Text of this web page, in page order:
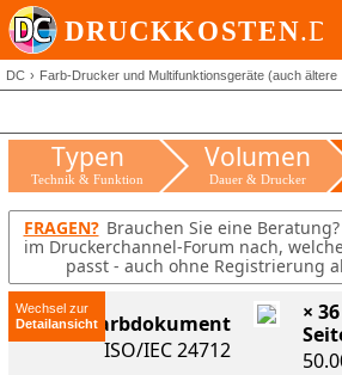
DC Farb-Drucker und Multifunktionsgeräte (auch ältere
Typen
Technik & Funktion
Volumen
Dauer & Drucker
FRAGEN? Brauchen Sie eine
im Druckerchannel-Forum nach,
passt - auch ohne Registrierung
Wechsel zur
ISO-Farbdokument
ISO/IEC 24712
×